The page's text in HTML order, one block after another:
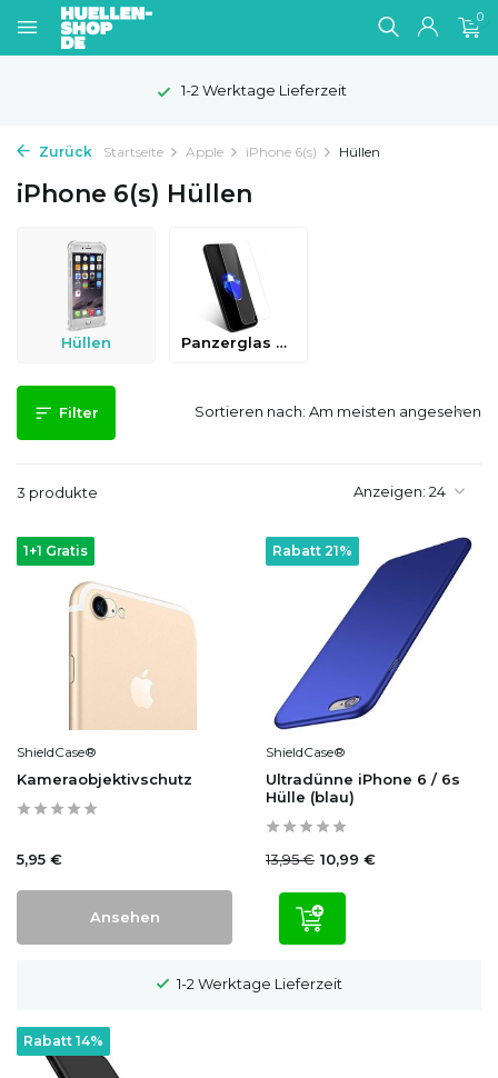
0
1-2 Werktage Lieferzeit
Zurück Startseite Apple iPhone 6(s) Hüllen
iPhone 6(s) Hüllen
Hüllen Panzerglas & Schutzfolien
Filter
3 produkte Anzeigen:
Sortieren nach:
1+1 Gratis
ShieldCase®
Kameraobjektivschutz
5,95 €
Ansehen
Rabatt 21%
ShieldCase®
Ultradünne iPhone 6 / 6s
Hülle (blau)
13,95 € 10,99 €
Rabatt 14%